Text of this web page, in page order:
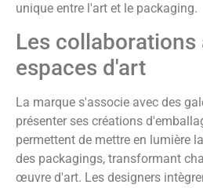
unique entre l'art et le packaging.
Les collaborations
espaces d'art
La marque s'associe avec des
présenter ses créations
permettent de mettre en lumière
des packagings, transformant
œuvre d'art. Les designers